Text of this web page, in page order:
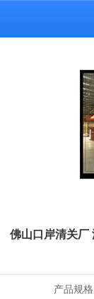
佛山口岸清关厂
产品规格